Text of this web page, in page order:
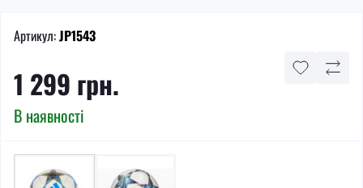
Артикул:JP1543
1 299 грн.
В наявності